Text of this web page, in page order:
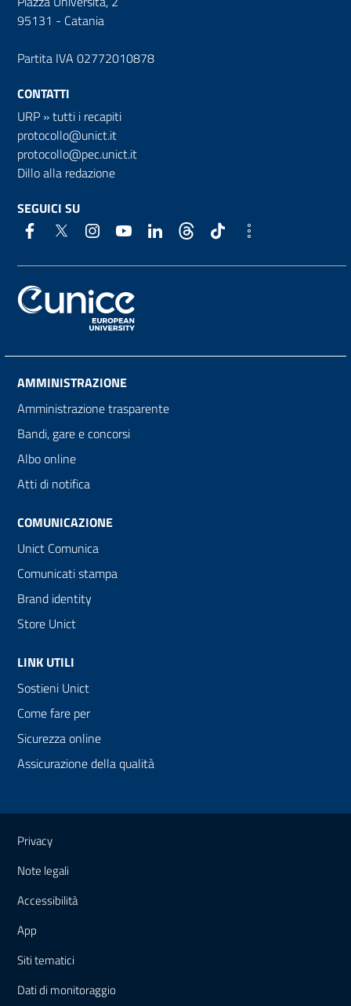
95131 - Catania
Partita IVA 02772010878
CONTATTI
URP »tutti i recapiti
protocollo@unict.it
protocollo@pec.unict.it
Dillo alla redazione
SEGUICI SU
AMMINISTRAZIONE
Amministrazione trasparente
Bandi, gare e concorsi
Albo online
Atti di notifica
COMUNICAZIONE
Unict Comunica
Comunicati stampa
Brand identity
Store Unict
LINK UTILI
Sostieni Unict
Come fare per
Sicurezza online
Assicurazione della qualità
Link e informazioni utili
Privacy
Note legali
Accessibilità
App
Siti tematici
Dati di monitoraggio